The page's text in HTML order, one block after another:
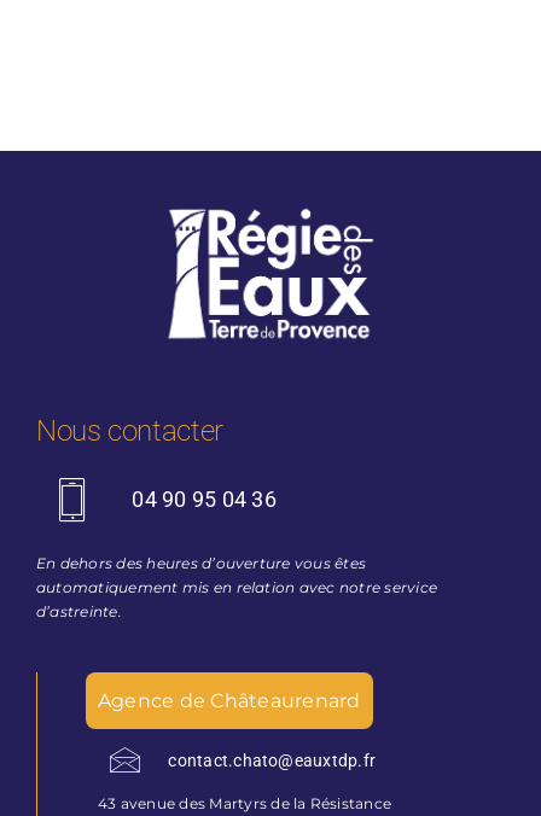
Nous contacter
04 90 95 04 36
En dehors des heures d’ouverture vous êtes
automatiquement mis en relation avec notre service
d’astreinte.
Agence de Châteaurenard
contact.chato@eauxtdp.fr
43 avenue des Martyrs de la Résistance